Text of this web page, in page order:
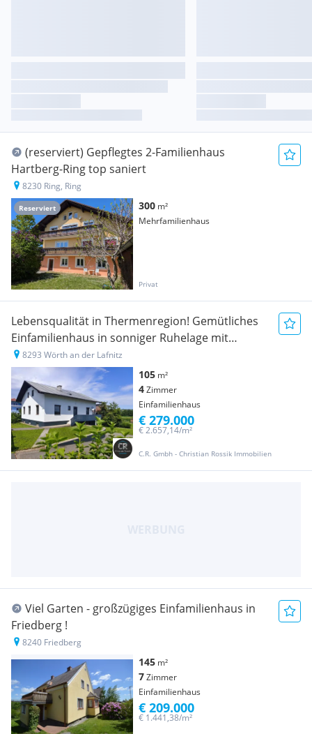
Reserviert
(reserviert) Gepflegtes 2-Familienhaus
Hartberg-Ring top saniert
8230 Ring, Ring
300 m²
Mehrfamilienhaus
Privat
Lebensqualität in Thermenregion! Gemütliches
Einfamilienhaus in sonniger Ruhelage mit
traumhaftem Ausblick und großem Gartenhaus
8293 Wörth an der Lafnitz
105 m²
4Zimmer
Einfamilienhaus
C.R. Gmbh - Christian Rossik Immobilien
€ 2.657,14/m²
€ 279.000
Viel Garten - großzügiges Einfamilienhaus in
Friedberg !
8240 Friedberg
145 m²
7Zimmer
Einfamilienhaus
€ 1.441,38/m²
€ 209.000